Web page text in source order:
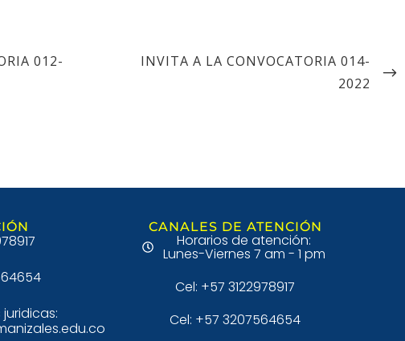
012-
INVITA A LA CONVOCATORIA 014-
2022
CANALES DE ATENCIÓN
Horarios de atención:
Lunes-Viernes 7 am - 1 pm
Cel: +57 3122978917
Cel: +57 3207564654